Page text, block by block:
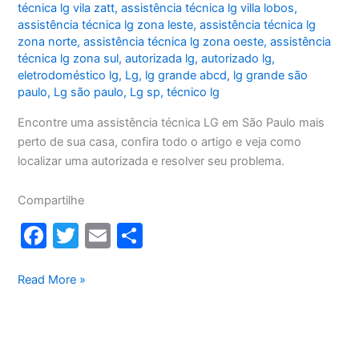
técnica lg vila zatt,assistência técnica lg villa lobos,
assistência técnica lg zona leste,assistência técnica lg
zona norte,assistência técnica lg zona oeste,assistência
técnica lg zona sul,autorizada lg,autorizado lg,
eletrodoméstico lg, Lg, lg grande abcd, lg grande são
paulo, Lg são paulo, Lg sp,técnico lg
Encontre uma assistência técnica LG em São Paulo mais
perto de sua casa, confira todo o artigo e veja como
localizar uma autorizada e resolver seu problema.
Compartilhe
F
c
T
itt
E
Assistência
Read More »